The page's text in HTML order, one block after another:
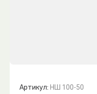
Артикул: НШ 100-50